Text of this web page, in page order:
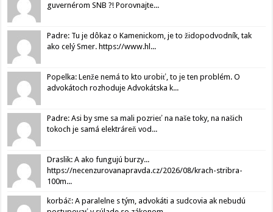
guvernérom SNB ?! Porovnajte...
Padre: Tu je dôkaz o Kamenickom, je to židopodvodník, tak
ako celý Smer. https://www.hl...
Popelka: Lenže nemá to kto urobiť, to je ten problém. O
advokátoch rozhoduje Advokátska k...
Padre: Asi by sme sa mali pozrieť na naše toky, na našich
tokoch je samá elektráreň vod...
Draslik: A ako fungujú burzy...
https://necenzurovanapravda.cz/2026/08/krach-stribra-
100m...
korbáč: A paralelne s tým, advokáti a sudcovia ak nebudú